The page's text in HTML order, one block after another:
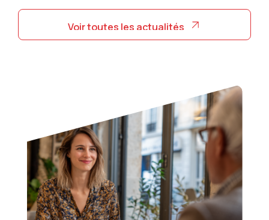
Voir toutes les actualités
Voir toutes les actualités